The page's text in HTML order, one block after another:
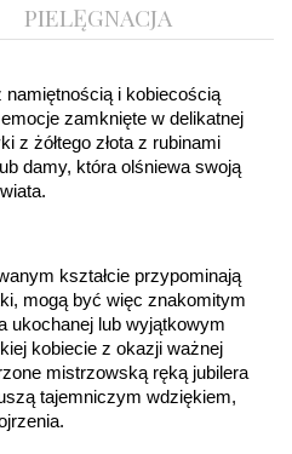
Brylantowy okrągły
20 szt.
0.08 ct
Rubin
Rubin - 2 szt.
Fasetowy okrągły
PIELĘGNACJA
i kobiecością
zamknięte w delikatnej
z żółtego złota z rubinami
damy, która olśniewa swoją
kształcie przypominają
mogą być więc znakomitym
ukochanej lub wyjątkowym
kobiecie z okazji ważnej
mistrzowską ręką jubilera
tajemniczym wdziękiem,